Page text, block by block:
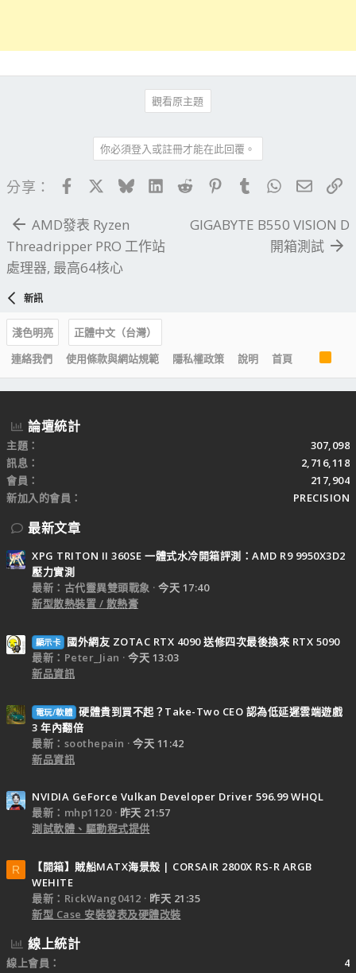
觀看原主題
你必須登入或註冊才能在此回覆。
分享： FacebookBlueskyLinkedIn
Reddit PinterestTumblrWhatsApp
電子
AMD發表 Ryzen
Threadripper PRO 工作站
處理器, 最高64核心
GIGABYTE B550 VISION D
開箱測試
新訊
淺色明亮
正體中文（台灣）
連絡我們
使用條款與網站規範 隱私權政策 說明 首頁
R
S
S
論壇統計
主題
307,098
訊息
2,716,118
會員
217,904
新加入的會員
PRECISION
最新文章
XPG TRITON II 360SE 一體式水冷開箱評測：AMD R9 9950X3D2
壓力實測
最新：古代靈異雙頭戰象
今天 17:40
新型散熱裝置 / 散熱膏
顯示卡
國外網友 ZOTAC RTX 4090 送修四次最後換來 RTX 5090
最新：Peter_Jian
今天 13:03
新品資訊
電玩/軟體 硬體貴到買不起？Take-Two CEO 認為低延遲雲端遊戲
3 年內翻倍
最新：soothepain
今天 11:42
新品資訊
NVIDIA GeForce Vulkan Developer Driver 596.99 WHQL
最新：mhp1120
昨天 21:57
測試軟體、驅動程式提供
R
【開箱】賊船MATX海景殼 | CORSAIR 2800X RS-R ARGB
WEHITE
最新：RickWang0412
昨天 21:35
新型 Case 安裝發表及硬體改裝
線上統計
線上會員
4